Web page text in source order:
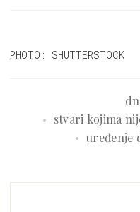
PHOTO: SHUTTERSTOCK
stvari kojima
uređenje